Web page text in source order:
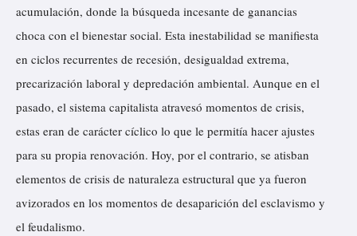
acumulación, donde la búsqueda incesante de ganancias
choca con el bienestar social. Esta inestabilidad se manifiesta
en ciclos recurrentes de recesión, desigualdad extrema,
precarización laboral y depredación ambiental. Aunque en el
pasado, el sistema capitalista atravesó momentos de crisis,
estas eran de carácter cíclico lo que le permitía hacer ajustes
para su propia renovación. Hoy, por el contrario, se atisban
elementos de crisis de naturaleza estructural que ya fueron
avizorados en los momentos de desaparición del esclavismo y
el feudalismo.